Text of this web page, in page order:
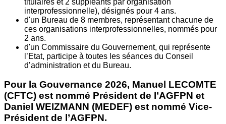
interprofessionnelle), désignés pour 4 ans.
d'un Bureau de 8 membres, représentant chacune de
ces organisations interprofessionnelles, nommés pour
2 ans.
d'un Commissaire du Gouvernement, qui représente
l’Etat, participe à toutes les séances du Conseil
d’administration et du Bureau.
Pour la Gouvernance 2026, Manuel LECOMTE
(CFTC) est nommé Président de l’AGFPN et
Daniel WEIZMANN (MEDEF) est nommé Vice-
Président de l’AGFPN.